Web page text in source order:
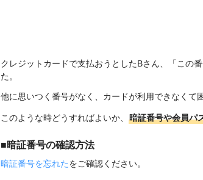
クレジットカードで支払おうとしたBさん、「この
た。
他に思いつく番号がなく、カードが利用できなくて
このような時どうすればよいか、 暗証番号や会員パ
■暗証番号の確認方法
暗証番号を忘れたをご確認ください。